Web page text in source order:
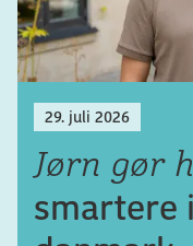
29. juli 2026
Jørn gør
smartere